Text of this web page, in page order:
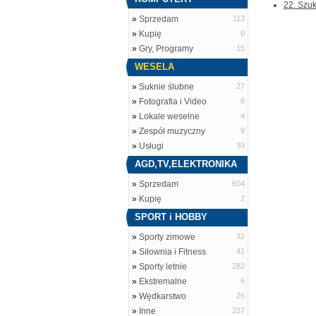
» Sprzedam 113
» Kupię 0
» Gry, Programy 15
WESELA
» Suknie ślubne 27
» Fotografia i Video 8
» Lokale weselne 4
» Zespół muzyczny 9
» Usługi 39
AGD,TV,ELEKTRONIKA
» Sprzedam 604
» Kupię 2
SPORT i HOBBY
» Sporty zimowe 32
» Siłownia i Fitness 41
» Sporty letnie 282
» Ekstremalne 6
» Wędkarstwo 26
» Inne 237
22.